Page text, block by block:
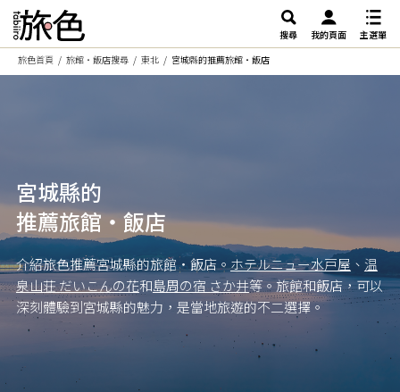
搜尋 我的頁面
主選單
旅色首頁
旅館・飯店搜尋 東北 宮城縣的推薦旅館・飯店
宮城縣的
推薦旅館・飯店
介紹旅色推薦宮城縣的旅館・飯店。ホテルニュー水戸屋 、 温
泉山荘 だいこんの花和島周の宿 さか井等。旅館和飯店，可以
深刻體驗到宮城縣的魅力，是當地旅遊的不二選擇。